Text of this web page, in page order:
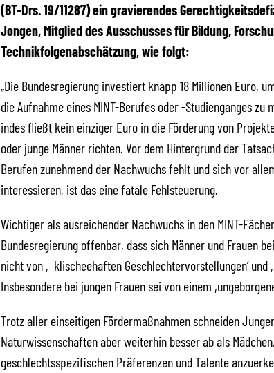
(BT-Drs. 19/11287) ein gravierendes
Jongen, Mitglied des Ausschusses für Bildung,
Technikfolgenabschätzung, wie folgt:
„Die Bundesregierung investiert knapp 18 Millionen Euro,
die Aufnahme eines MINT-Berufes oder -Studienganges zu
indes fließt kein einziger Euro in die Förderung von
oder junge Männer richten. Vor dem Hintergrund der
Berufen zunehmend der Nachwuchs fehlt und sich vor
interessieren, ist das eine fatale Fehlsteuerung.
Wichtiger als ausreichender Nachwuchs in den MINT-
Bundesregierung offenbar, dass sich Männer und Frauen
nicht von ‚klischeehaften Geschlechtervorstellungen‘ und
Insbesondere bei jungen Frauen sei von einem
Trotz aller einseitigen Fördermaßnahmen schneiden
Naturwissenschaften aber weiterhin besser ab als
geschlechtsspezifischen Präferenzen und Talente